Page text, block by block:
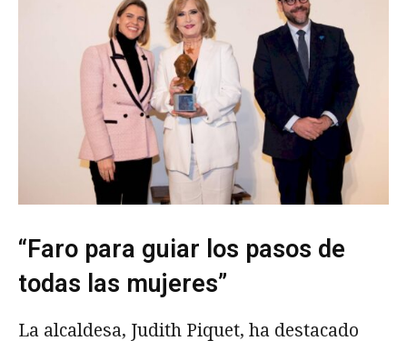
“Faro para guiar los pasos de
todas las mujeres”
La alcaldesa, Judith Piquet, ha destacado